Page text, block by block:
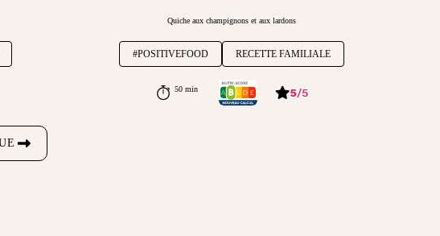
Quiche aux champignons et aux lardons
#POSITIVEFOOD RECETTE FAMILIALE
50 min 5/5